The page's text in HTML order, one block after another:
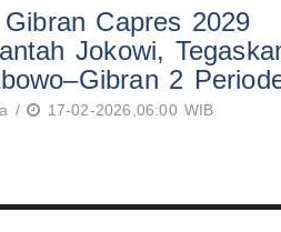
Capres 2029
Jokowi,
2
/ 17-02-2026,06:00 WIB